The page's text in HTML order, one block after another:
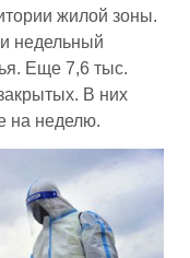
жилой зоны.
недельный
Еще 7,6 тыс.
В них
на неделю.